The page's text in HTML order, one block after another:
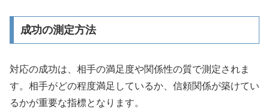
成功の測定方法
対応の成功は、相手の満足度や関係性の質で測定されま
す。相手がどの程度満足しているか、信頼関係が築けてい
るかが重要な指標となります。